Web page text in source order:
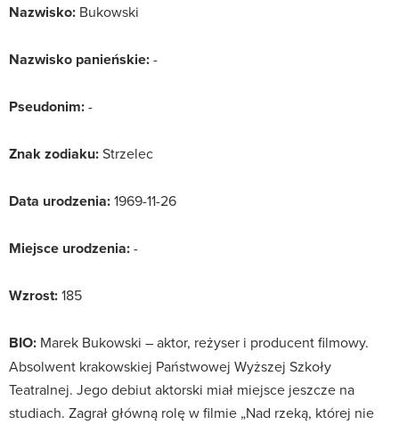
Nazwisko: Bukowski
Nazwisko panieńskie:-
Pseudonim:-
Znak zodiaku:Strzelec
Data urodzenia:1969-11-26
Miejsce urodzenia:-
Wzrost:185
BIO: Marek Bukowski – aktor, reżyser i producent filmowy.
Absolwent krakowskiej Państwowej Wyższej Szkoły
Teatralnej. Jego debiut aktorski miał miejsce jeszcze na
studiach. Zagrał główną rolę w filmie „Nad rzeką, której nie